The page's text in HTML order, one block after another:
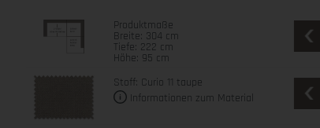
Produktmaße
Breite: 304 cm
Tiefe: 222 cm
Höhe: 95 cm
Stoff: Curio 11 taupe
Informationen zum Material